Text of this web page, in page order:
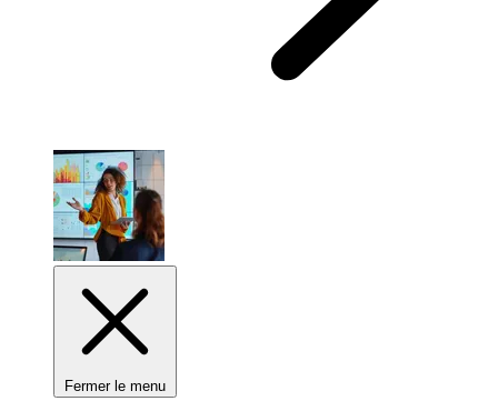
Fermer le menu